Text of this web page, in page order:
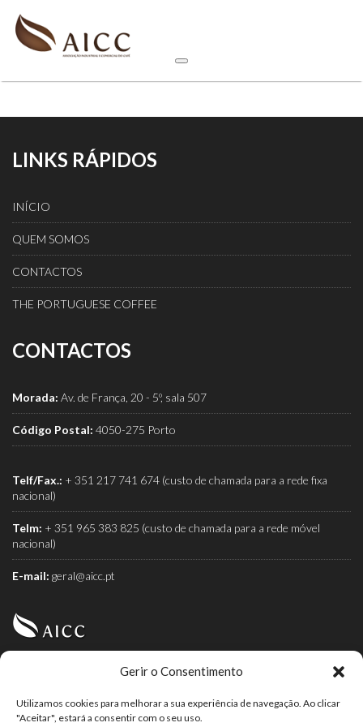
Gerir o Consentimento
Utilizamos cookies para melhorar a sua experiência de navegação. Ao clicar
"Aceitar", estará a consentir com o seu uso.
LINKS RÁPIDOS
INÍCIO
QUEM SOMOS
CONTACTOS
THE PORTUGUESE COFFEE
CONTACTOS
Morada: Av. de França, 20 - 5º, sala 507
Código Postal: 4050-275 Porto
Telf/Fax.: + 351 217 741 674 (custo de chamada para a rede fixa
nacional)
Telm: + 351 965 383 825 (custo de chamada para a rede móvel
nacional)
E-mail: geral@aicc.pt
AICC (Associação Industrial e Comercial do Café) é a
associação dos torrefactores de café.